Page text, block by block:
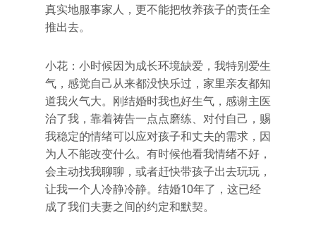
真实地服事家人，更不能把牧养孩子的责任全
推出去。
小花：小时候因为成长环境缺爱，我特别爱生
气，感觉自己从来都没快乐过，家里亲友都知
道我火气大。刚结婚时我也好生气，感谢主医
治了我，靠着祷告一点点磨练、对付自己，赐
我稳定的情绪可以应对孩子和丈夫的需求，因
为人不能改变什么。有时候他看我情绪不好，
会主动找我聊聊，或者赶快带孩子出去玩玩，
让我一个人冷静冷静。结婚10年了，这已经
成了我们夫妻之间的约定和默契。